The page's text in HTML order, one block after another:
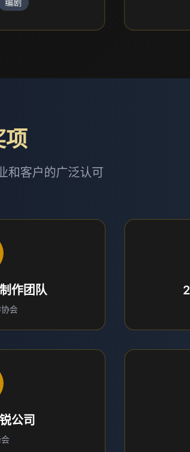
编剧
项
和客户的广泛认可
作团队
会
公司